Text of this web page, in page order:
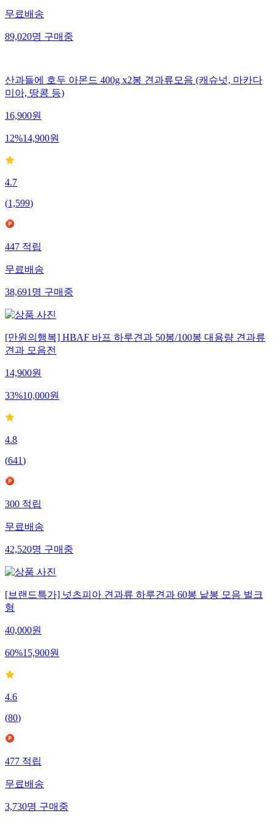
무료배송
89,020명 구매중
산과들에 호두 아몬드 400g x2봉 견과류모음 (캐슈넛, 마카다
미아, 땅콩 등)
16,900원
12%14,900원
4.7
(1,599)
447 적립
무료배송
38,691 명 구매중
[만원의행복] HBAF 바프 하루견과 50봉/100봉 대용량 견과류
견과 모음전
14,900원
33%10,000원
4.8
(641)
300 적립
무료배송
42,520명 구매중
[브랜드특가] 넛츠피아 견과류 하루견과 60봉 낱봉 모음 벌크
형
40,000원
60%15,900원
4.6
(80)
477 적립
무료배송
3,730명 구매중